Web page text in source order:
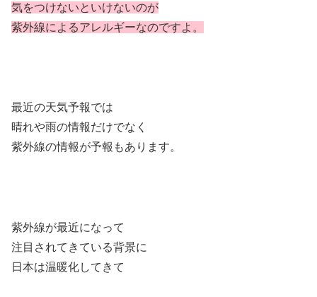
気をつけないといけないのが
紫外線によるアレルギーなのですよ。
最近の天気予報では
晴れや雨の情報だけでなく
紫外線の情報が予報もあります。
紫外線が最近になって
注目されてきている背景に
日本は温暖化してきて